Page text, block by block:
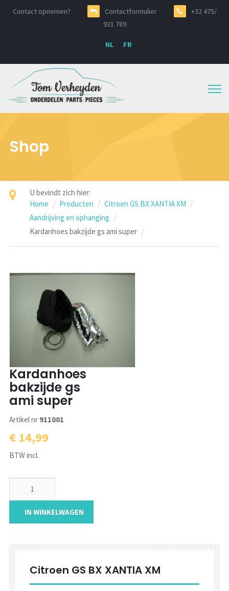
Contact opnemen? Contactformulier
+32 475/
931 789
NL FR
Shop
U bevindt zich hier:
Home
Producten
Citroen GS BX XANTIA XM
Aandrijving en ophanging
Kardanhoes bakzijde gs ami super
Kardanhoes
bakzijde gs
ami super
Artikel nr 911001
€ 14,99
BTW incl.
IN WINKELWAGEN
Citroen GS BX XANTIA XM